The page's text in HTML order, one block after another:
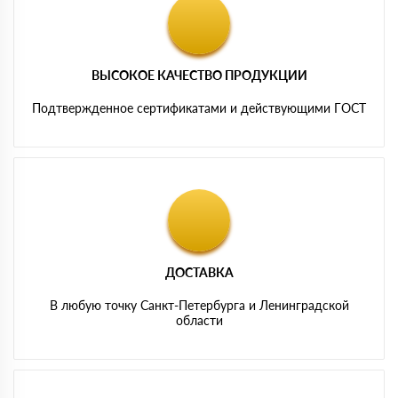
ВЫСОКОЕ КАЧЕСТВО ПРОДУКЦИИ
Подтвержденное сертификатами и действующими ГОСТ
ДОСТАВКА
В любую точку Санкт-Петербурга и Ленинградской
области